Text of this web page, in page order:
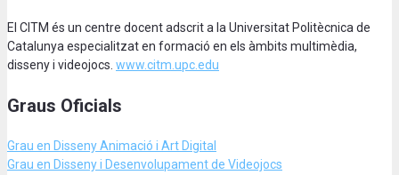
El CITM és un centre docent adscrit a la Universitat Politècnica de
Catalunya especialitzat en formació en els àmbits multimèdia,
disseny i videojocs. www.citm.upc.edu
Graus Oficials
Grau en Disseny Animació i Art Digital
Grau en Disseny i Desenvolupament de Videojocs